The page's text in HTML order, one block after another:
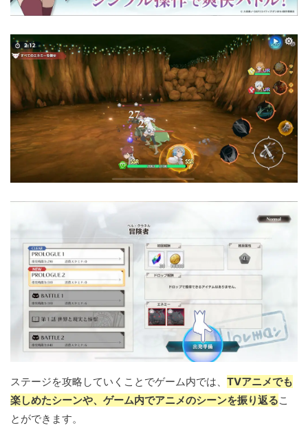
ステージを攻略していくことでゲーム内では、 TVアニメでも
楽しめたシーンや、ゲーム内でアニメのシーンを振り返るこ
とができます。